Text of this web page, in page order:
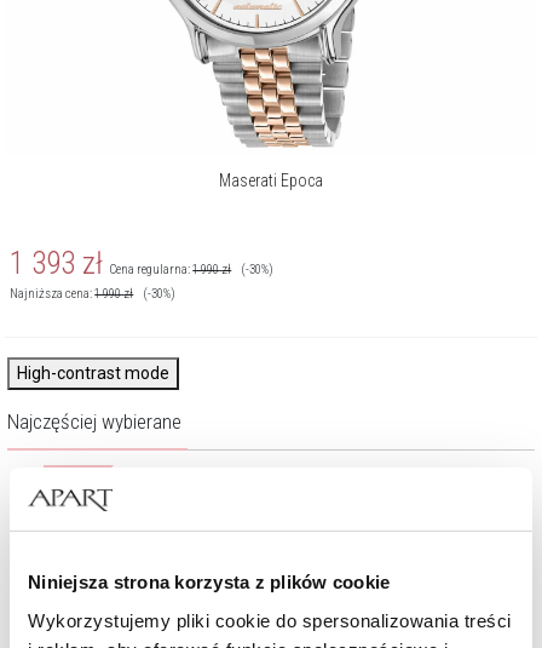
Niniejsza strona korzysta z plików cookie
Wykorzystujemy pliki cookie do spersonalizowania treści
Maserati Epoca
1 393 zł Cena regularna:1 990zł
(-30%)
Najniższa cena:1 990zł (-30%)
High-contrast mode
Najczęściej wybierane
%